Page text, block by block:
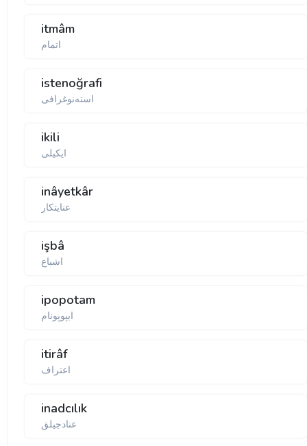
itmâm
اتمام
istenoğrafi
استه‌نوغرافی
ikili
ایكیلی
inâyetkâr
عنایتكار
işbâ
اشباع
ipopotam
ایپوپونام
itirâf
اعتراف
inadcılık
عنادجیلق